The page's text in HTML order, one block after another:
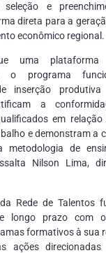
seleção e
direta para a
econômico regional.
uma plataforma
o programa
inserção
a
em
e demonstram a
metodologia de
Nilson Lima,
Rede de Talentos
longo prazo com
formativos à sua
ações direcionadas